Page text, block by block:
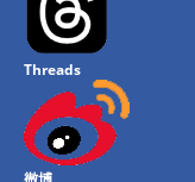
Threads